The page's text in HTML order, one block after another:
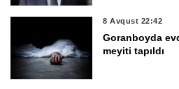
8 Avqust 22:42
Goranboyda
meyiti tapıldı